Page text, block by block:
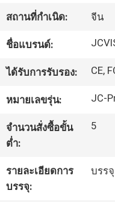
เกี่ยว
กับ
เรา
โรงงาน
ควบคุม
สถานที่กำเนิด: จีน
ชื่อแบรนด์:
ได้รับการรับรอง: CE,
หมายเลขรุ่น: JC-
จำนวนสั่งซื้อขั้น
ต่ำ:
5
รายละเอียดการ
บรรจุ:
บรร